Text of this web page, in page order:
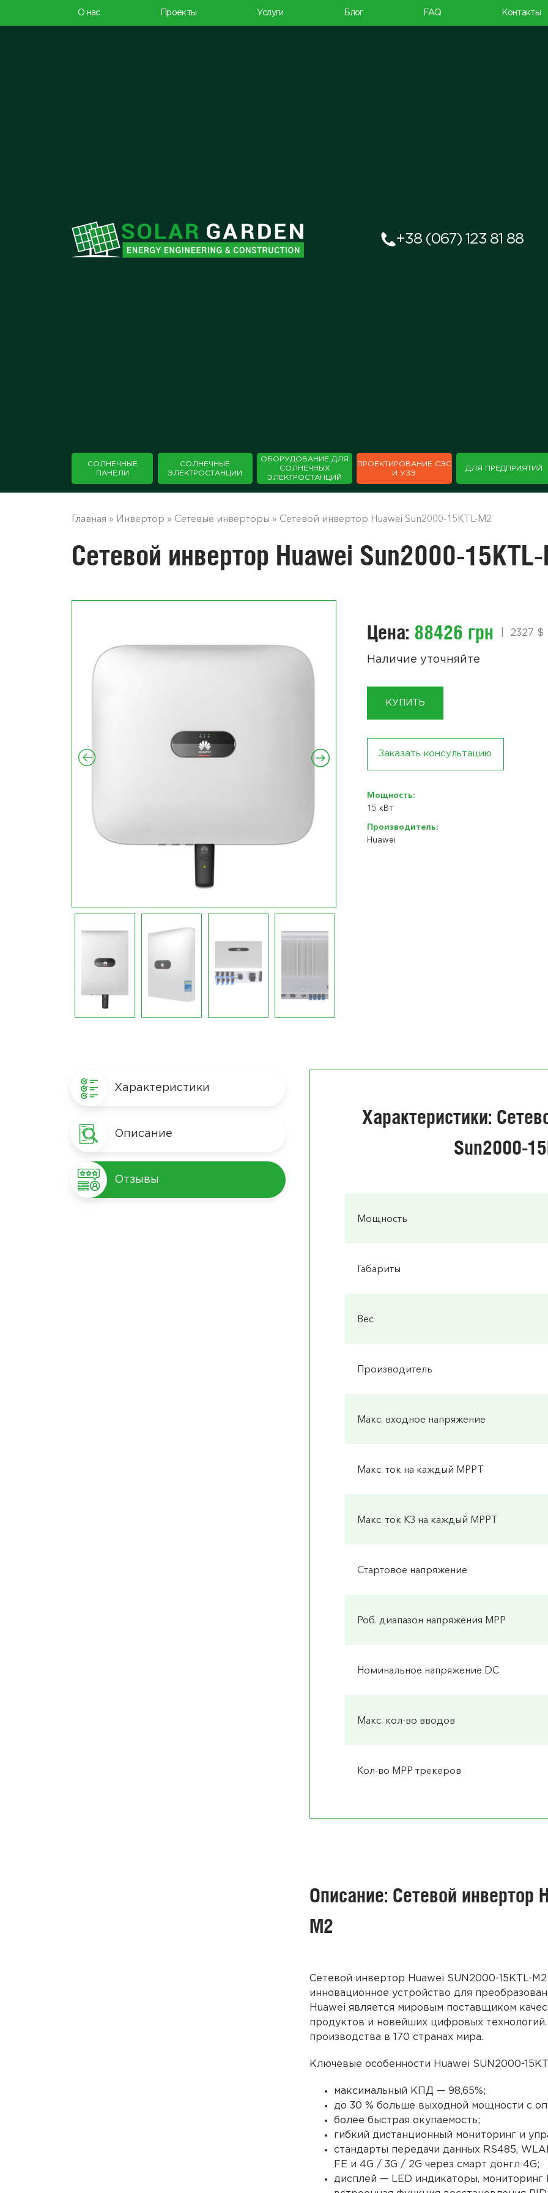
О нас Проекты Услуги Блог FAQ Контакты
+38 (067) 123 81 88
СОЛНЕЧНЫЕ
ПАНЕЛИ
СОЛНЕЧНЫЕ
ЭЛЕКТРОСТАНЦИИ
ОБОРУДОВАНИЕ ДЛЯ
СОЛНЕЧНЫХ
ЭЛЕКТРОСТАНЦИЙ
ПРОЕКТИРОВАНИЕ СЭС
И УЗЭ
ДЛЯ ПРЕДПРИЯТИЙ
Главная » Инвертор » Сетевые инверторы » Сетевой инвертор Huawei Sun2000-15KTL-M2
Сетевой инвертор Huawei Sun2000-
Цена: 88426 грн 2327 $
Наличие уточняйте
КУПИТЬ
Заказать консультацию
Мощность:
15 кВт
Производитель:
Huawei
Характеристики
Описание
Отзывы
Характеристики:
Sun2000-
Мощность
Габариты
Вес
Производитель
Макс. входное напряжение
Макс. ток на каждый MPPT
Макс. ток КЗ на каждый MPPT
Стартовое напряжение
Роб. диапазон напряжения MPP
Номинальное напряжение DC
Макс. кол-во вводов
Кол-во MPP трекеров
Описание: Сетевой инвертор
M2
Сетевой инвертор Huawei SUN2000-15KTL-M2
инновационное устройство для
Huawei является мировым поставщиком
продуктов и новейших цифровых
производства в 170 странах мира.
Ключевые особенности Huawei SUN2000-
максимальный КПД — 98,65%;
до 30 % больше выходной мощности с
более быстрая окупаемость;
гибкий дистанционный мониторинг и
стандарты передачи данных RS485,
FE и 4G / 3G / 2G через смарт донгл 4G;
дисплей — LED индикаторы, мониторинг